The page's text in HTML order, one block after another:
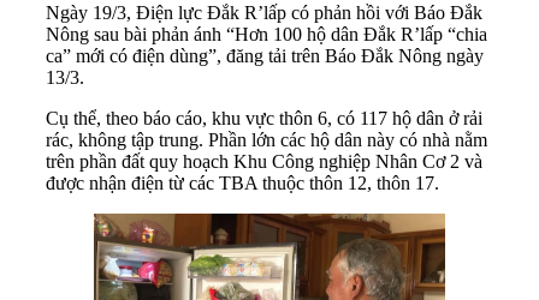
Ngày 19/3, Điện lực Đắk R’lấp có phản hồi với Báo Đắk
Nông sau bài phản ánh “Hơn 100 hộ dân Đắk R’lấp “chia
ca” mới có điện dùng”, đăng tải trên Báo Đắk Nông ngày
13/3.
Cụ thể, theo báo cáo, khu vực thôn 6, có 117 hộ dân ở rải
rác, không tập trung. Phần lớn các hộ dân này có nhà nằm
trên phần đất quy hoạch Khu Công nghiệp Nhân Cơ 2 và
được nhận điện từ các TBA thuộc thôn 12, thôn 17.